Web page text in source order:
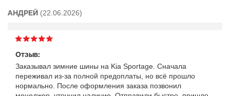
АНДРЕЙ (22.06.2026)
Отзыв:
Заказывал зимние шины на Kia Sportage. Сначала
переживал из-за полной предоплаты, но всё прошло
нормально. После оформления заказа позвонил